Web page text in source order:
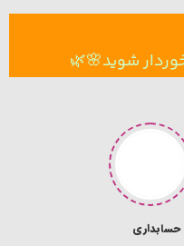
شوید🌸🌿
حسابداری